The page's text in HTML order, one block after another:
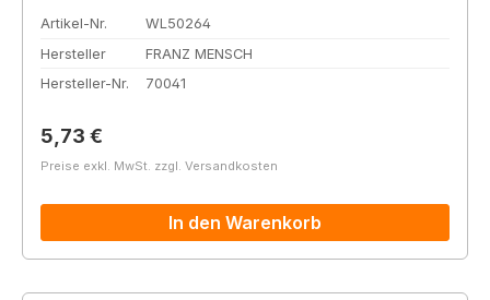
Artikel-Nr.
WL50264
Hersteller
FRANZ MENSCH
Hersteller-Nr.
70041
Regulärer Preis:
5,73 €
Preise exkl. MwSt. zzgl. Versandkosten
In den Warenkorb